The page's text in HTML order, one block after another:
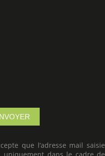
que l’adresse mail saisie